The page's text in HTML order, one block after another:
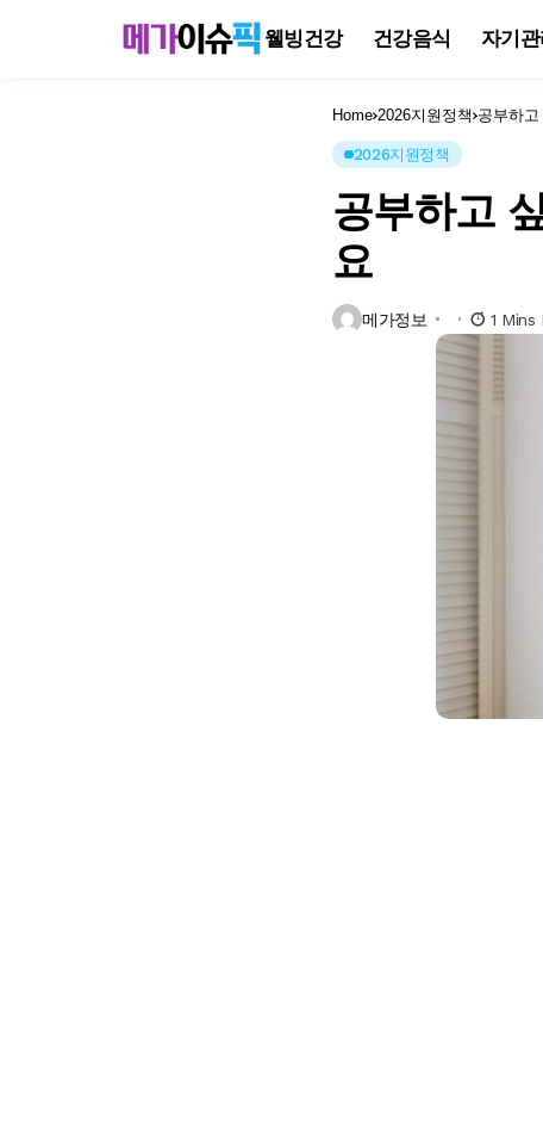
웰빙건강 건강음식 자기관
Home 2026지원정책 공부하
2026지원정책
공부하고
요
메가정보 1 Mins